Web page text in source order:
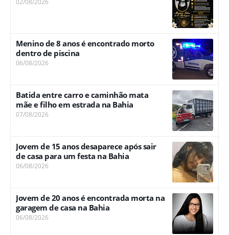
Menino de 8 anos é encontrado morto
dentro de piscina
06/08/2026
Batida entre carro e caminhão mata
mãe e filho em estrada na Bahia
07/08/2026
Jovem de 15 anos desaparece após sair
de casa para um festa na Bahia
06/08/2026
Jovem de 20 anos é encontrada morta na
garagem de casa na Bahia
06/08/2026